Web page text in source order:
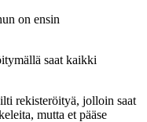
on ensin
saat kaikki
rekisteröityä, jolloin saat
mutta et pääse